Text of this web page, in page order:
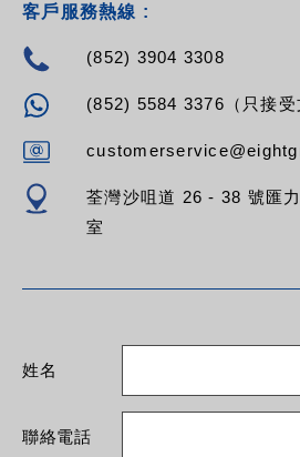
客戶服務熱線 :
(852) 3904 3308
(852) 5584 3376（只接受
荃灣沙咀道 26 - 38 號匯
室
姓名
聯絡電話